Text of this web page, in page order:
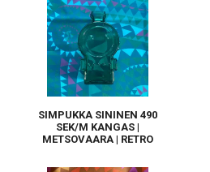
SIMPUKKA SININEN 490
SEK/M KANGAS |
METSOVAARA | RETRO